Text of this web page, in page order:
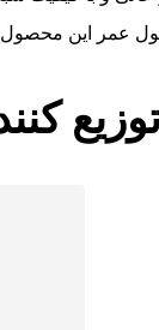
عمر این